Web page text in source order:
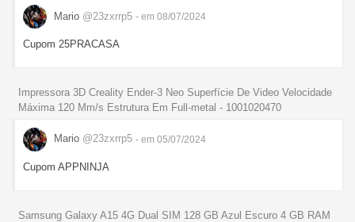
Mario @23zxrrp5 - em 08/07/2024
Cupom 25PRACASA
Impressora 3D Creality Ender-3 Neo Superfície De Video Velocidade
Máxima 120 Mm/s Estrutura Em Full-metal - 1001020470
Mario @23zxrrp5 - em 05/07/2024
Cupom APPNINJA
Samsung Galaxy A15 4G Dual SIM 128 GB Azul Escuro 4 GB RAM